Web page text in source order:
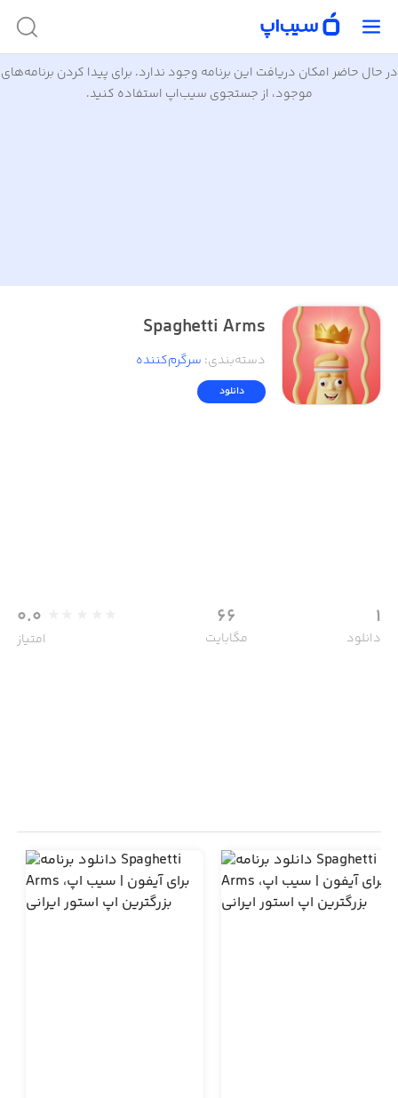
در حال حاضر امکان دریافت این برنامه وجود ندارد. برای پیدا کردن برنامه‌های
موجود، از جستجوی سیب‌اپ استفاده کنید.
Spaghetti Arms
دسته‌بندی: سرگرم‌کننده
دانلود
1
دانلود
66
مگابایت
0.0
امتیاز